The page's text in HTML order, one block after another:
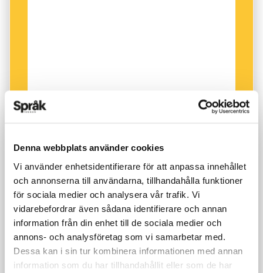
Denna webbplats använder cookies
Vi använder enhetsidentifierare för att anpassa innehållet
och annonserna till användarna, tillhandahålla funktioner
för sociala medier och analysera vår trafik. Vi
vidarebefordrar även sådana identifierare och annan
information från din enhet till de sociala medier och
annons- och analysföretag som vi samarbetar med.
Dessa kan i sin tur kombinera informationen med annan
information som du har tillhandahållit eller som de har